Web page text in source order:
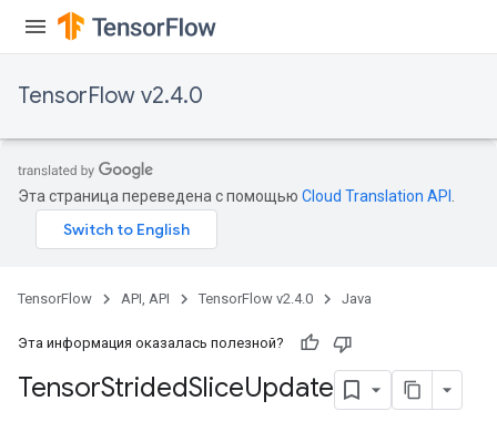
TensorFlow v2.4.0
Эта страница переведена с помощью Cloud Translation API
TensorFlow API, API TensorFlow v2.4.0 Java
Эта информация оказалась полезной?
TensorStridedSliceUpdate